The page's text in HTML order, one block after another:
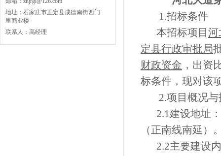
地址：石家庄市正定县成德南街西门
里商业楼
联系人：高经理
1.招标条件
本招标项目 河
定县行政审批局
财政资金 ，出资
标条件，现对该
2.项目概况
2.1建设地址：
（正南线南延）
2.2主要建设